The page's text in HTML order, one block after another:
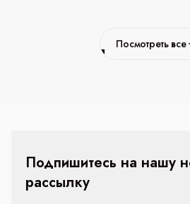
Посмотреть все
Подпишитесь на нашу
рассылку